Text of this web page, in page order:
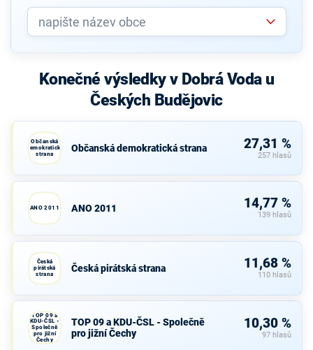
Konečné výsledky v Dobrá Voda u
Českých Budějovic
Občanská
demokratická
strana
Občanská demokratická strana 27,31 %
257 hlasů
ANO 2011 ANO 2011 14,77 %
139 hlasů
Česká
pirátská
strana
Česká pirátská strana 11,68 %
110 hlasů
TOP 09 a
KDU-ČSL -
Společně
pro jižní
Čechy
TOP 09 a KDU-ČSL - Společně
pro jižní Čechy
10,30 %
97 hlasů